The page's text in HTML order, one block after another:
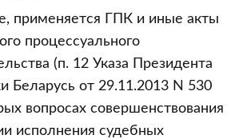
применяется ГПК и иные акты
процессуального
(п. 12 Указа Президента
Беларусь от 29.11.2013 N 530
вопросах совершенствования
исполнения судебных